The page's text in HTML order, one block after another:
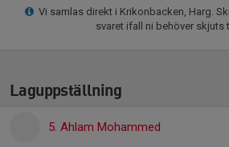
Vi samlas direkt i Krikonbacken, Harg.
svaret ifall ni behöver skjuts
Laguppställning
5. Ahlam Mohammed